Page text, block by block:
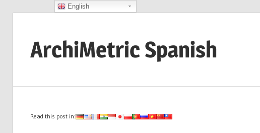
contenido
ArchiMetric Spanish
Dev
Scrum,
Read this post in:
English